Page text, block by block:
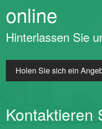
online
Hinterlassen Sie
Holen Sie sich ein
Kontaktieren